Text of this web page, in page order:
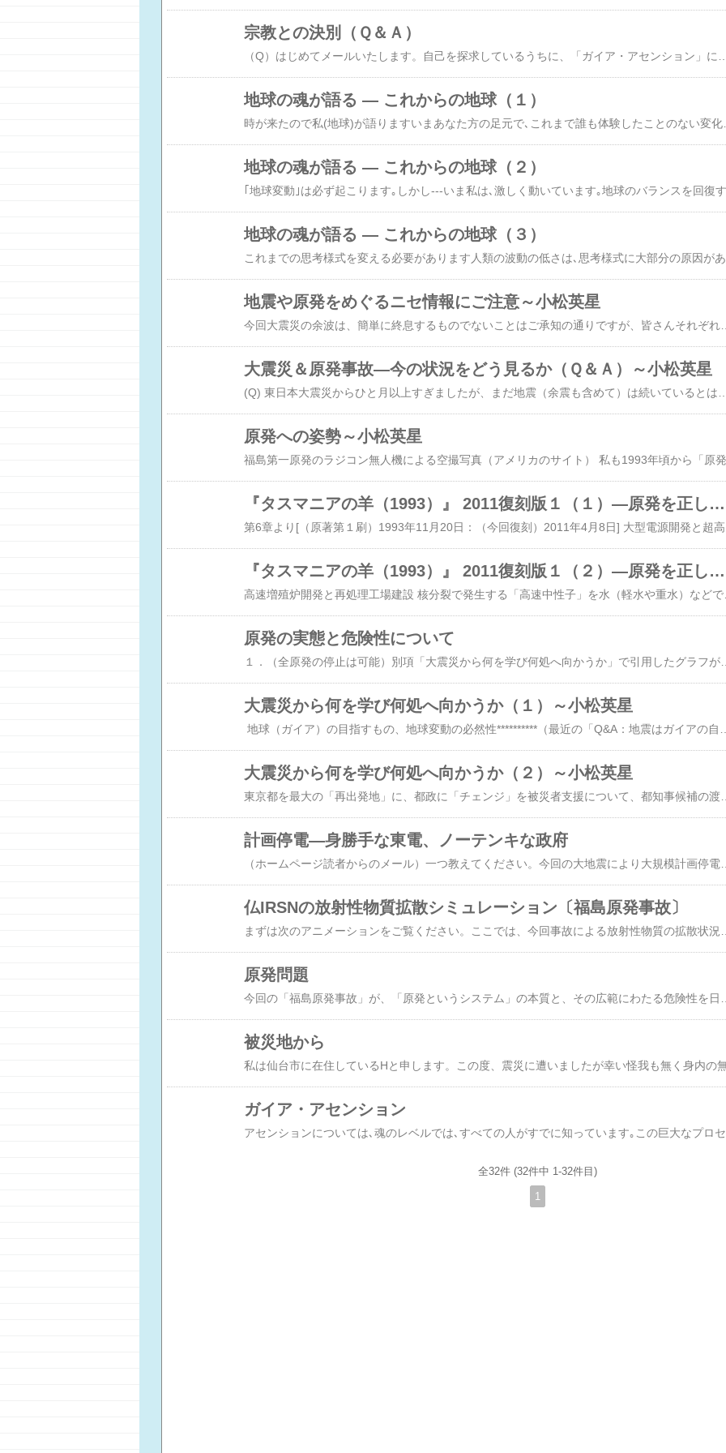
宗教との決別（Ｑ＆Ａ）
地球の魂が語る ― これからの地球（１）
時が来たので私(地球)が語りますいまあなた方の足元で､これまで誰も体験したことのない変化が始まっています｡この変化を語るのに､私以上にふさわしい者はいないでしょう｡なぜなら､この始まりの大波の中心に私がいるからです｡すべて形があるものには意識があります｡動植物を始め鉱物にも､それがあります｡私は、あなた方の母星で､意識を持つ魂の総体｡皆さんの一人ひとりであり､また全員でもあります｡この変化は､宇宙の長大なサイクルの一環として､太陽系全体に及ぶもので､｢アセンション｣という言葉で代表されます｡アセンションは､多次元にわたる広大な宇宙では､決して珍しい出来事ではありません｡それは､星とそれに宿る生命たちが､１つの次元での学びを終了して､より高い次元での学びの機会を与えられる､宇宙の贈りものといっていいでしょう｡釈迦やキリストの｢昇天(アセンション)｣について聞いたことがあると思います｡ここでいうアセンションは､それとは違って､星とその住人全体が関係する｢グローバル・アセンション｣です｡アセンションという贈り物は､無条件で与えられるわけではありません｡少なくとも､私を始め関係する個々の魂が､自由意思によってそれを受け取ること､つまりアセンションへの参画を意図することが最小限の条件です｡もう1つ､一定の期限までに､自らの波動のレベルを要求される水準まで高めておくことが必要ですが､これはアセンションへの意図と密接に関係します｡そして全般的な心の在り方とも｡波動は単に､からだを構成する物質の振動数(周波数)です｡理科の実験や音楽などで､周波数の標準として使う音叉をご存知でしょうか｡同じサイズの2つの音叉を空間的に離して､一方を振動させると他方も自然に振動して同じ音を出します｡これは､同じ周波数(帯域)のものが共鳴する現象です｡波動の合うものだけを受け取るわけです｡音も光も波動ですから､もし一方の波動レベルが高すぎると､他方からは相手と共鳴することができない､つまり相手の声が｢聞こえない｣､姿が｢見えない｣という事態になります｡私は､アセンションのプロセスにおける決定的なタイミング､つまり｢フォトン・ベルト｣という高い振動数のエネルギーで満たされた宇宙空間に太陽系全体が浸る時期を見据えて､明白な意図をもって波動レベルを上げる努力をしています｡動植物や鉱物界､そしてイルカ・クジラの仲間も､上昇する私の波動に同調する方向に一斉に動いています｡残念なことに人類だけは､今のところ､アセンションを選択し､それを意図している人は多くありません｡この状況では､ある時期が来ると波動レベルの違いによって､アセンションを選択しない人から｢地球が姿を消す｣という事態が起こり得ます｡ 人類は深い眠りから目覚める時です人類は､足元の大きい変化にもかかわらず､深い眠りに就いています｡恐れをベースとする活発な活動は見られますが､それは夢想や幻覚の世界に浮遊しているようなもので､事実上は眠っています。その結果､今がアセンションの時期であることにも気づかないのです｡この状態は､人類の本来の姿ではなく､地球に人類を創造した当初の青写真とは異なります｡人類は､地球に誕生してから数万年経た後に､相次いだ不幸な出来事によって､意識レベルの下降と共に肉体の基本振動数が低落してきたのです｡そして人類の行動は､意識の相次ぐ低落によって､ますます不調和で分裂的になってきました｡
地球の魂が語る ― これからの地球（２）
地球の魂が語る ― これからの地球（３）
地震や原発をめぐるニセ情報にご注意～小松英星
今回大震災の余波は、簡単に終息するものでないことはご承知の通りですが、皆さんそれぞれの立場で自分なりにキマリをつけることをお勧めします。この出来事は、アセンションの一環として、ガイアが「完璧な地球」を実現するための不可欠の行動で、これによって終止符を打つものではないからです。日本や世界で「この先に来るもの」の始まりに過ぎません。2012年末までの極めて凝縮された期間の中に、ますます加速する形で、矢継ぎ早に「必要な出来事」が起こってくるでしょう。それは、人類を含む地球上の生き物に絶大な「試練と学び」を課するものになるでしょうが、それすらも「試練の終了（アセンション）」に向けての必要なプロセスです。一つひとつの事象で立ち止まったり、余韻を引きずったり、放心状態に陥ったりせず、大きい流れを見据えて柔軟に激動に適応していくスタンスを維持するように心掛けましょう。 外に答を求めて「情報漁り」をすると、ますます迷路にはまることも承知しておきましょう。特にインターネットは「シャドウグループ」が、巧妙な撹乱情報によって人々を混乱させるための、絶好の手段として利用しています。誰が何を言っても鵜呑みにしないで、何事も「自分の頭」を使って、「自分の感性」を通して判断することが大切だと思います。
大震災＆原発事故―今の状況をどう見るか（Ｑ＆Ａ）～小松英星
原発への姿勢～小松英星
『タスマニアの羊（1993）』 2011復刻版１（１）―原発を正しく理解するために―
『タスマニアの羊（1993）』 2011復刻版１（２）―原発を正しく理解するために―
高速増殖炉開発と再処理工場建設 核分裂で発生する「高速中性子」を水（軽水や重水）などで減速しないで核分裂反応を持続させる高速増殖炉は、原料ウランの99．3％を構成する「燃えないウラン（ウラン238）」を、核分裂物質であるプルトニウムに「転換」する。原料としてウラン（核分裂性のウラン235を0．7％含有）と一緒に投入されるプルトニウムに対し、「転換」されたプルトニウムの方が多ければ、あたかもプルトニウムが「増殖」されたようにみえる。「増殖炉」と言われるゆえんである。 このタイプの原子炉を冷却する素材としては、水やハロゲン（フッ素、塩素など）に触れると爆発的に反応する液体ナトリウム以外には見つかっていない。また、発ガン性など、毒性が極めて強いプルトニウムを原料（燃料）として用いる点も特徴のひとつである。 他のすべての先進国が、この炉の開発を事実上放棄した今でも、資源小国の日本こそ、長期的なエネルギー資源確保の立場から、積極的に開発を進めるべきだという主張は、それなりの説得力を持っている。 日本は、そのような視点から、高速増殖炉の開発と平行して、実用発電炉（軽水炉）の使用済み核燃料を再処理して、プルトニウムを抽出する作業を続けてきた。これまでのところ、再処理のかなりの部分はフランスとイギリスに委託してきたが、国内で唯一の茨城県東海村の再処理工場に加えて、新たに青森県六ヶ所村に大規模な再処理工場を建設し、2000年以降プルトニウムを完全に「国産化」することを目指している。 一度使った核燃料は再利用せず、そのまま廃棄物として処理する「ワン・スルー」といわれるアメリカの方針に対し、日本のは「核燃料サイクル」といわれる。実は、この方針でやってきたことが、日本における原子力利用の全体を、じわじわと出口のない泥沼に追い込みつつあることを、全貌をつかむ立場にある関係者が最も深刻に認識しているに違いない。 高速増殖炉の原型炉である「もんじゅ」に初期装荷するプルトニウムは約1トンである。「増殖炉」であるから、先々の取替用燃料は自ら賄うことができる。このほか、新型転換炉という増殖炉と軽水炉の中間の性格を持つ炉型の原型炉「ふげん」があり、これもプルトニウムを用いるが、その使用量は「もんじゅ」より少ない。 これに対して、仏、英から今後引き取るプルトニウムは29トンもある。加えて、東海再処理工場でも、2020年頃までに約5トンを生産できる。もし六ヶ所再処理工場を計画通り作れば、更に50トンが加わる。「もんじゅ」に続く第二原型炉もしくは実証炉は
原発の実態と危険性について
１．（全原発の停止は可能）別項「大震災から何を学び何処へ向かうか」で引用したグラフが雄弁に語るように、日本の電力供給は常に設備能力がピーク電力を大きく上回る「供給力過剰」の状態にあります。そして全体としては、「原発なし」でやっていけるようになっています。4月上旬の現時点で、東北電力は、女川原発3基（宮城県）だけでなく東通原発1基（青森県）を含む全原発が停止していますが、「計画停電」なしでやっています。東電は福島原発10基が停止した状態で同様です。ただし、新潟県中越沖地震の「洗礼」を受けた柏崎刈羽原発（新潟県）は7基のうち4基が復旧して稼働中で、電力需給の関係で直ちにはストップできない状態にあります。そして両社とも今夏のピーク対策という課題がありますが、これは現に浮上している官民合わせた様々な工夫を総動員すれば、乗り切ることができるでしょう。一方、西日本（富士川以西、富山以西）では使用周波数が60ヘルツと共通していて相互融通ができるので、全原発を停止できる状態にあります（ちなみに沖縄電力は原発を保有していません）。問題の柏崎刈羽原発4基を停止させるには、（１）休止している火力発電所を更に復活させる、（２）東西間で電力の融通を行うための「周波数変換設備」を更に増強する、（３）中規模ガスタービン発電機を増強するなどの措置が必要でしょうが、いずれも本気でやれば1年以内には実現可能です。この状況下でも、各電力会社の原発増設計画が目白押しになっているのは、上記「復刻版」に書いたように、別の動機があるからです。 ２．（電力会社の原発への執着）1995年以降の電力事業の部分的自由化にも関連して、現在の電気料金決定方式は「総原価方式」というものに移行していますが、本質は「資産基準主義」と何ら違いはありません。つまり設備の耐用年数に応じた減価償却額を総減価に織り込めば、それに対する一定率として電力会社の利益が保証される仕組みだからです。この枠組みのもとで電力会社が特に原発に執着するのは、その投資額が巨額で長期にわたる利益が確保できること、また第三者が実態をつかみにくい「ブラックボックス性」が大きく、原価を「作文」する余地が大きいこともあるでしょう。どのみち、電力会社と監督官庁（経産省資源エネルギー庁）は「同じ穴のムジナ」ですが。 ３．（「放射線発生源」は原子炉だけではない）図らずも今回の福島原発事故で一部が露呈したように、時間をかけて冷却させるために原発施設内のプールに保管している使用済み核燃料も、冷却システムが破綻すれば一挙に「凶器」になります。また原子炉から複水器や蒸気タービンに至る「配管のオバケ」の一部でも損傷すれば、大事故になる可能性があります。それだけでなく、MOXを含む核燃料の製造工場、使用済み核燃料からプルトニウムを取り出す再処理工場、それらから出てくる高レベル放射性廃棄物など、いずれも「危険な放射線源」で、英セラフィールドや仏ラ･アーグにある再処理工場の、周辺住民の放射線被害は、いまや有名な話です。日本では、これらのすべてを、なし崩し的に六ヶ所村に押し付けようとしています。銘記するべきことは、これらの設備は「正常に」運転している場合でも、程度の違いはあっても、有害な放射線を出し続けるということです。 ４．（完全に破綻した「核燃料サイクル」）上記した「復刻版」に書いたように、プルトニウムの備蓄を中心軸とした日本独特の「核燃料サイクル」は、完全に破綻しています。政治家の中にさえ、これに気づいて警鐘を鳴らし続けている方がいます。次をご覧ください。http://www.taro.org/2008/06/saishori1.php ５．（放射性核廃棄物の処分方法がない）上記した「核燃料サイクル」は、放射性廃棄物の「嵩（かさ）」を、際限なく増やすシステムでもあります。それは「再処理」をすることによって必然的に発生します。イギリスやフランスにプルトニウムの抽出を委託したことによって発生した、高レベル放射性廃棄物の「返還」も既に始まっていますが、前途の展望は全く開けていません。原発は、文字通り「トイレなきマンション」なのです。今のところ、すべての「ツケ」を六ヶ所村に回そうとしていますが、この「毒を食わば皿まで」というか、貧しい寒村の弱みに付け込んで、なし崩し的に既成事実を広げていくという、原発立地の全てに共通する手法は、もう終わりにしたいものです。また「地層処分」という概念は、単に苦し紛れの空理空論で、広大な国土を持つアメリカでさえ筋道を立てられないのに、日本でできるわけがありません。 ６．（恐るべき原発のカルマ）「核の放射線」による加害は、人間に対するものだけではありません。大気や土壌、そして海洋の汚染を通じて、陸の動植物、また河川や海の生きものたちをも広範に加害します。もっと根本的には、地球つまりガイアへの重大な加害行為です。「ガイアに対する加害」を例えていえば、原発は、頼まれもしないのに人体のあちこちに「もぐさ」を勝手に据えて、燃やし続けるようなものです。そして「地層処分」は、人体に穴を穿って、まだくすぶっている「燃えさし」を埋めるようなものです。これらのカルマの大きさは、人間だけの視点で「理学的な」理屈をつけても、消えるものではありません。それを知れば、これまで原発推進に加担してきた方であっても、明日からでも「原発のない世界の実現」に注力したいと思うようになるのではないでしょうか。 2011年4月8日小松 英星
大震災から何を学び何処へ向かうか（１）～小松英星
大震災から何を学び何処へ向かうか（２）～小松英星
計画停電―身勝手な東電、ノーテンキな政府
仏IRSNの放射性物質拡散シミュレーション〔福島原発事故〕
原発問題
被災地から
ガイア・アセンション
全32件 (32件中 1-32件目)
1